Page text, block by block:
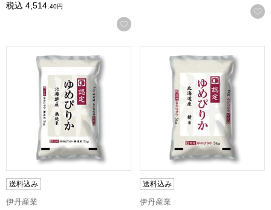
税込 4,514.40円
お気に入りに登録する
送料込み
伊丹産業
送料込み
伊丹産業